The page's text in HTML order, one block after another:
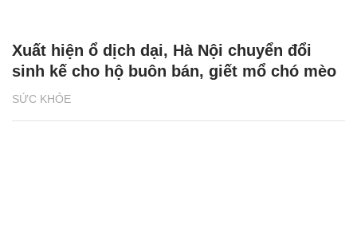
SỨC KHỎE
Xuất hiện ổ dịch dại, Hà Nội chuyển đổi
sinh kế cho hộ buôn bán, giết mổ chó mèo